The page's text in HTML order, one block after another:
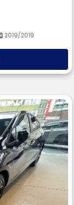
2019/2019